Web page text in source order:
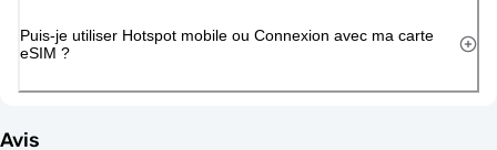
Puis-je utiliser Hotspot mobile ou Connexion avec ma carte
eSIM ?
Avis